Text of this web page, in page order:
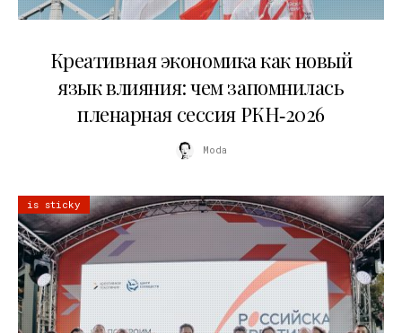
Креативная экономика как новый
язык влияния: чем запомнилась
пленарная сессия РКН‑2026
Moda
is sticky